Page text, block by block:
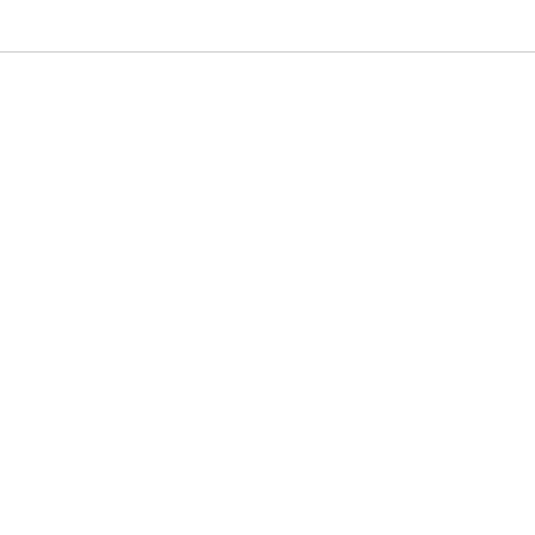
Wir haben
Wir haben